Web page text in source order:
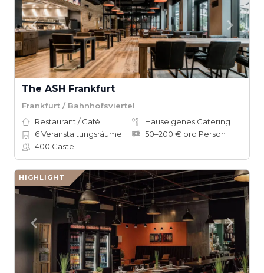
The ASH Frankfurt
Frankfurt / Bahnhofsviertel
Restaurant / Café
Hauseigenes Catering
6Veranstaltungsräume
50–200 € pro Person
400 Gäste
HIGHLIGHT